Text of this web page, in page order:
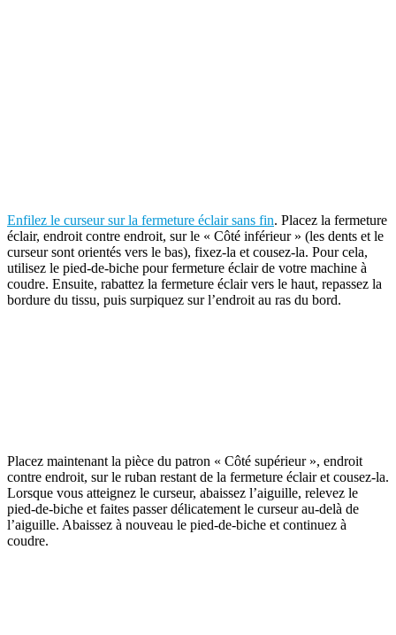
Enfilez le curseur sur la fermeture éclair sans fin. Placez la fermeture
éclair, endroit contre endroit, sur le « Côté inférieur » (les dents et le
curseur sont orientés vers le bas), fixez-la et cousez-la. Pour cela,
utilisez le pied-de-biche pour fermeture éclair de votre machine à
coudre. Ensuite, rabattez la fermeture éclair vers le haut, repassez la
bordure du tissu, puis surpiquez sur l’endroit au ras du bord.
Placez maintenant la pièce du patron « Côté supérieur », endroit
contre endroit, sur le ruban restant de la fermeture éclair et cousez-la.
Lorsque vous atteignez le curseur, abaissez l’aiguille, relevez le
pied-de-biche et faites passer délicatement le curseur au-delà de
l’aiguille. Abaissez à nouveau le pied-de-biche et continuez à
coudre.